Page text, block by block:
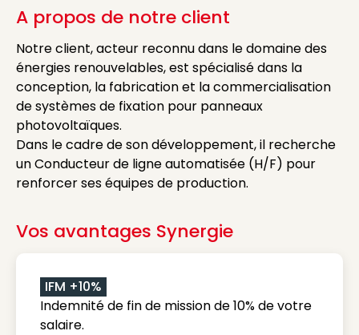
A propos de notre client
Notre client, acteur reconnu dans le domaine des
énergies renouvelables, est spécialisé dans la
conception, la fabrication et la commercialisation
de systèmes de fixation pour panneaux
photovoltaïques.
Dans le cadre de son développement, il recherche
un Conducteur de ligne automatisée (H/F) pour
renforcer ses équipes de production.
Vos avantages Synergie
IFM +10%
Indemnité de fin de mission de 10% de votre
salaire.